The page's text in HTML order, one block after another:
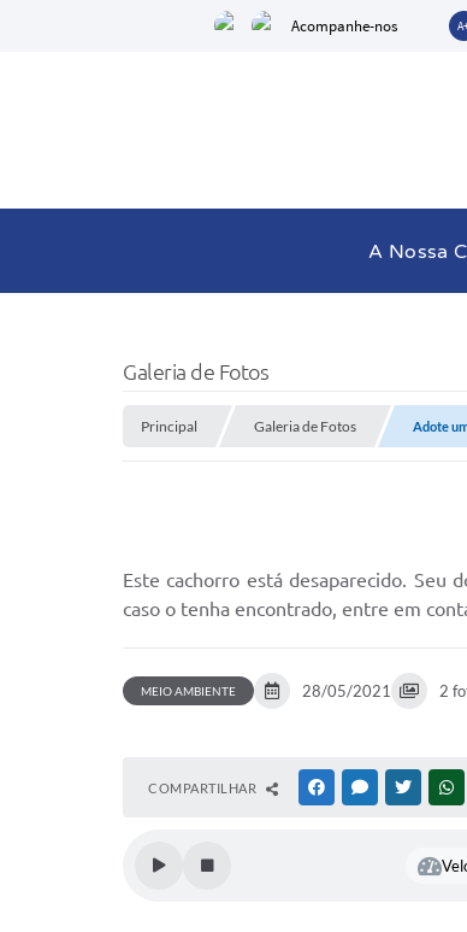
Acompanhe-nos
A Nossa
Galeria de Fotos
Principal Galeria de Fotos Adote
Este cachorro está desaparecido. Seu
caso o tenha encontrado, entre em
MEIO AMBIENTE 28/05/2021 2
COMPARTILHAR FACEBOOKMESSENGER
TWITTER